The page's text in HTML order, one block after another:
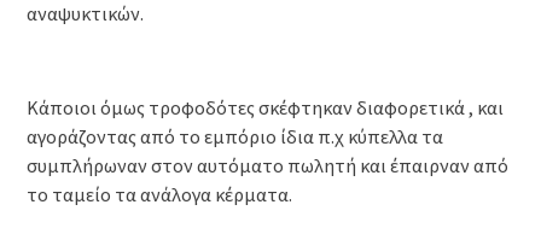
αναψυκτικών.
Κάποιοι όμως τροφοδότες σκέφτηκαν διαφορετικά , και
αγοράζοντας από το εμπόριο ίδια π.χ κύπελλα τα
συμπλήρωναν στον αυτόματο πωλητή και έπαιρναν από
το ταμείο τα ανάλογα κέρματα.